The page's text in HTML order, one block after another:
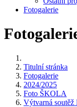
Fotogalerie
Titulní stránka
Fotogalerie
2024/2025
Foto ŠKOLA
Výtvarná